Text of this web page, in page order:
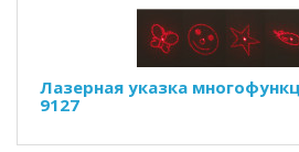
Лазерная указка
9127